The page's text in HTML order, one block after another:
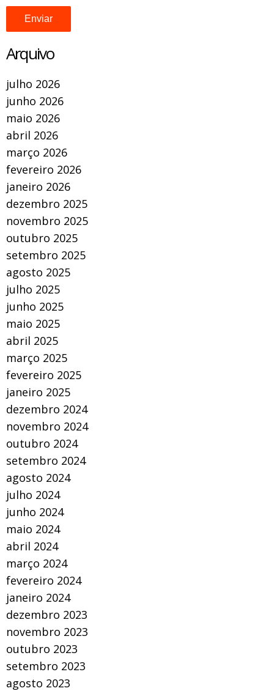
Arquivo
julho 2026
junho 2026
maio 2026
abril 2026
março 2026
fevereiro 2026
janeiro 2026
dezembro 2025
novembro 2025
outubro 2025
setembro 2025
agosto 2025
julho 2025
junho 2025
maio 2025
abril 2025
março 2025
fevereiro 2025
janeiro 2025
dezembro 2024
novembro 2024
outubro 2024
setembro 2024
agosto 2024
julho 2024
junho 2024
maio 2024
abril 2024
março 2024
fevereiro 2024
janeiro 2024
dezembro 2023
novembro 2023
outubro 2023
setembro 2023
agosto 2023